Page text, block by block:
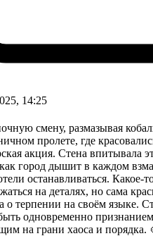
14:25
смену, размазывая
пролете, где
акция. Стена впитывала
город дышит в каждом
останавливаться. Какое-
на деталях, но сама
о терпении на своём языке.
одновременно
на грани хаоса и порядка.